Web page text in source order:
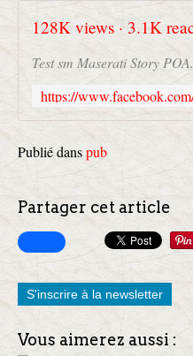
Test sm Maserati Story POA.
Publié danspub
Partager cet article
S'inscrire à la newsletter
Vous aimerez aussi :